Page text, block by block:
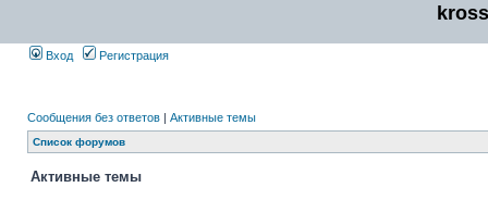
Вход Регистрация
Сообщения без ответов | Активные темы
Список форумов
Активные темы